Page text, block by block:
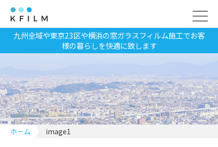
九州全域や東京23区や横浜の窓ガラスフィルム施工でお客
様の暮らしを快適に致します
ホーム image1